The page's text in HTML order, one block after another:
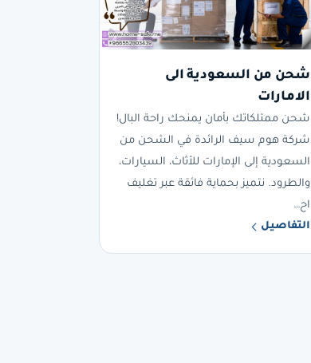
شحن من السعودية الى
الامارات
شحن ممتلكاتك بأمان يمنحك راحة البال!
شركة هوم سيف الرائدة في الشحن من
السعودية إلى الإمارات للأثاث، السيارات،
والطرود. نتميز بحماية فائقة عبر تغليف
اح…
التفاصيل